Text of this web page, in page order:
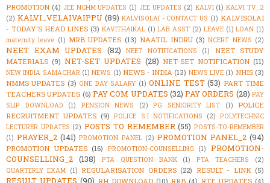
PROMOTION (4) JEE NCHM UPDATES (1) JEE UPDATES (2) KALVI (1) KALVI TV_2
(2) KALVI_VELAIVAIPPU (89) KALVISOLAI - CONTACT US (1) KALVISOLAI
- TODAY'S HEAD LINES (3) KAVITHAIKAL (1) LAB ASST (2) LEAVE (1) LOAN (1)
maternity leave (1) MRB UPDATES (13) NAATIL INDRU (3) NCERT NEWS (2)
NEET EXAM UPDATES (82) NEET NOTIFICATIONS (1)
NEET STUDY
MATERIALS (9) NET-SET UPDATES (28) NET-SET NOTIFICATION (11)
NEW INDIA SAMACHAR (1) NEWS (1) NEWS - INDIA (13) NEWS LIVE (1) NHIS (3)
NMMS UPDATES (3) ONE DAY SALARY (1) ONLINE TEST (53) PART TIME
TEACHERS UPDATES (6) PAY COM UPDATES (32) PAY ORDERS (28) PAY
SLIP DOWNLOAD
(1) PENSION NEWS (2) PG SENIORITY LIST (1)
POLICE
RECRUITMENT UPDATES (9) POLICE S.I NOTIFICATIONS (2) POLYTECHNIC
LECTURER UPDATES (2) POSTS TO REMEMBER (55) POSTS-TO-REMEMBER
(1) PRAYER_2 (141) PROMOTION PANEL (2) PROMOTION PANEL_2 (94)
PROMOTION UPDATES (16) PROMOTION-COUNSELLING (1)
PROMOTION-
COUNSELLING_2 (138) PTA QUESTION BANK (1) PTA TEACHERS
(2)
QUARTERLY EXAM (1) REGULARISATION ORDERS (22) RESULT - LINK (5)
RESULT UPDATES (90) RH DOWNLOAD (10) RRB (4) RTE UPDATES (4)